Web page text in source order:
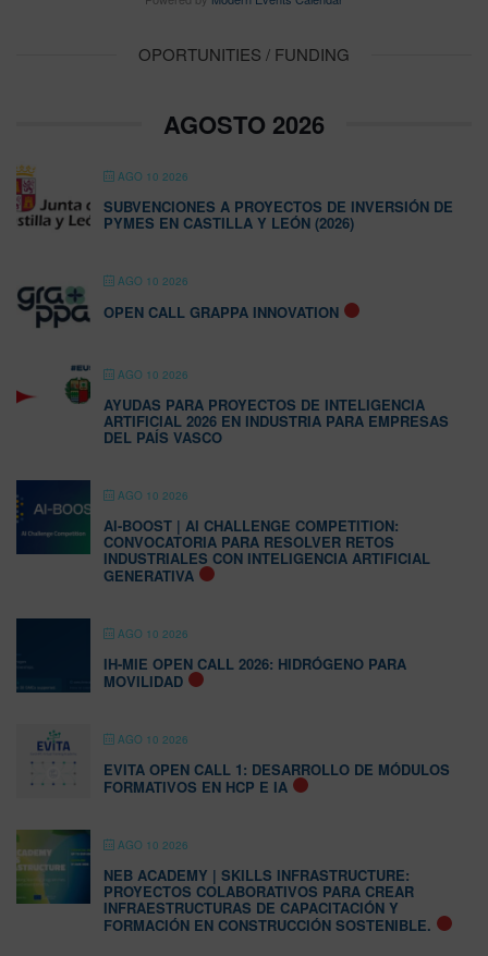
OPORTUNITIES / FUNDING
AGOSTO 2026
AGO 10 2026
SUBVENCIONES A PROYECTOS DE INVERSIÓN DE
PYMES EN CASTILLA Y LEÓN (2026)
AGO 10 2026
OPEN CALL GRAPPA INNOVATION
AGO 10 2026
AYUDAS PARA PROYECTOS DE INTELIGENCIA
ARTIFICIAL 2026 EN INDUSTRIA PARA EMPRESAS
DEL PAÍS VASCO
AGO 10 2026
AI-BOOST | AI CHALLENGE COMPETITION:
CONVOCATORIA PARA RESOLVER RETOS
INDUSTRIALES CON INTELIGENCIA ARTIFICIAL
GENERATIVA
AGO 10 2026
IH-MIE OPEN CALL 2026: HIDRÓGENO PARA
MOVILIDAD
AGO 10 2026
EVITA OPEN CALL 1: DESARROLLO DE MÓDULOS
FORMATIVOS EN HCP E IA
AGO 10 2026
NEB ACADEMY | SKILLS INFRASTRUCTURE:
PROYECTOS COLABORATIVOS PARA CREAR
INFRAESTRUCTURAS DE CAPACITACIÓN Y
FORMACIÓN EN CONSTRUCCIÓN SOSTENIBLE.